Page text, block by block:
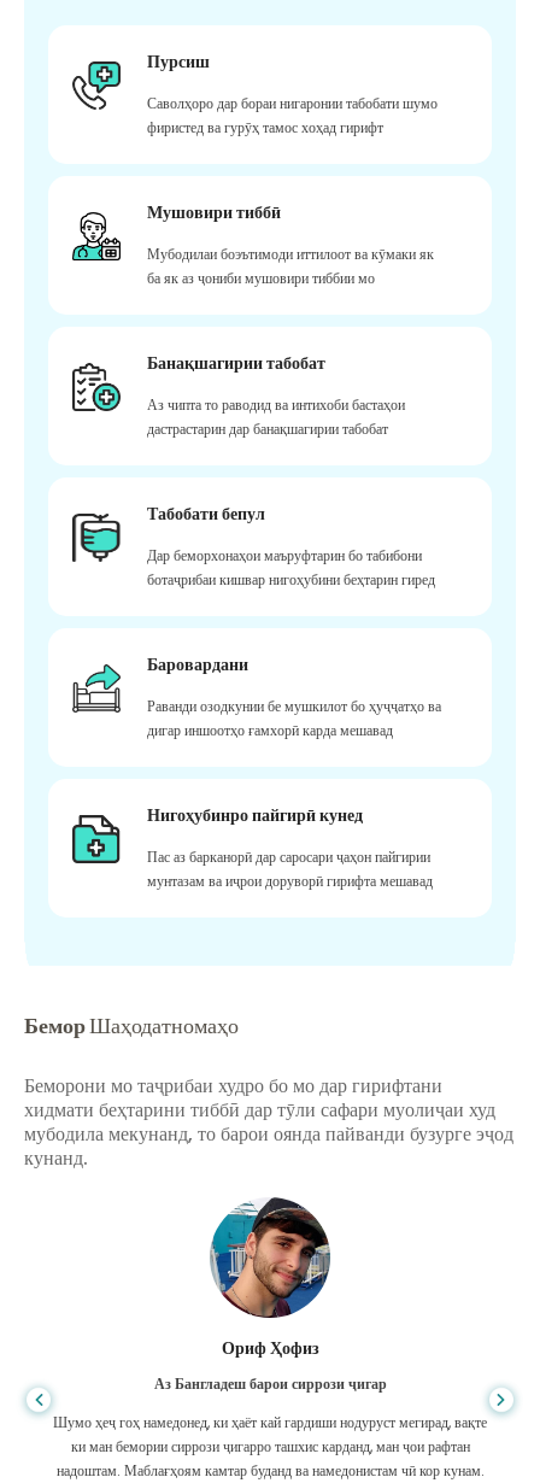
Пурсиш
Саволҳоро дар бораи нигаронии табобати шумо
фиристед ва гурӯҳ тамос хоҳад гирифт
Мушовири тиббӣ
Мубодилаи боэътимоди иттилоот ва кӯмаки як
ба як аз ҷониби мушовири тиббии мо
Банақшагирии табобат
Аз чипта то раводид ва интихоби бастаҳои
дастрастарин дар банақшагирии табобат
Табобати бепул
Дар беморхонаҳои маъруфтарин бо табибони
ботаҷрибаи кишвар нигоҳубини беҳтарин гиред
Баровардани
Раванди озодкунии бе мушкилот бо ҳуҷҷатҳо ва
дигар иншоотҳо ғамхорӣ карда мешавад
Нигоҳубинро пайгирӣ кунед
Пас аз барканорӣ дар саросари ҷаҳон пайгирии
мунтазам ва иҷрои доруворӣ гирифта мешавад
БеморШаҳодатномаҳо
Беморони мо таҷрибаи худро бо мо дар гирифтани
хидмати беҳтарини тиббӣ дар тӯли сафари муолиҷаи худ
мубодила мекунанд, то барои оянда пайванди бузурге эҷод
кунанд.
Ориф Ҳофиз
Аз Бангладеш барои сиррози ҷигар
Шумо ҳеҷ гоҳ намедонед, ки ҳаёт кай гардиши нодуруст мегирад, вақте
ки ман бемории сиррози ҷигарро ташхис карданд, ман ҷои рафтан
надоштам. Маблағҳоям камтар буданд ва намедонистам чӣ кор кунам.